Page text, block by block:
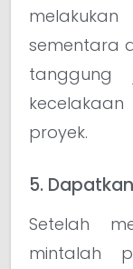
sementara
tanggung
proyek.
5.
Setelah
mintalah